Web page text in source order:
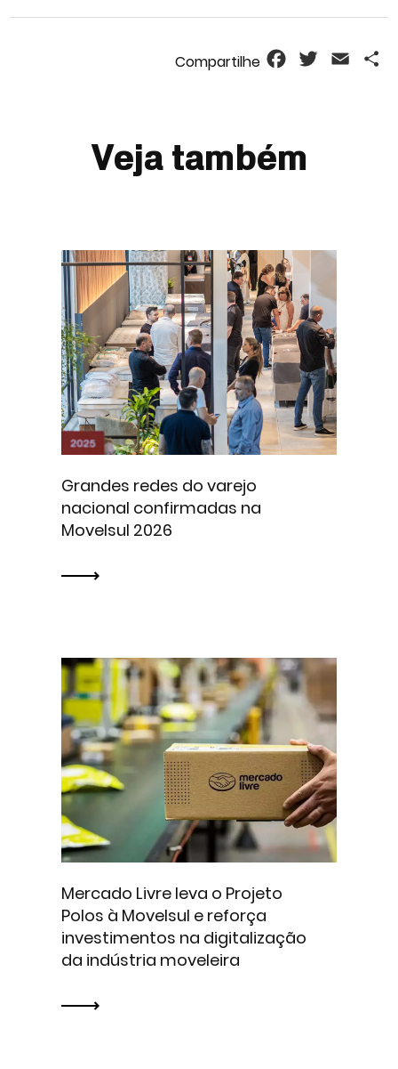
FacebookTwitterEmail
Veja também
Grandes redes do varejo
nacional confirmadas na
Movelsul 2026
Mercado Livre leva o Projeto
Polos à Movelsul e reforça
investimentos na digitalização
da indústria moveleira